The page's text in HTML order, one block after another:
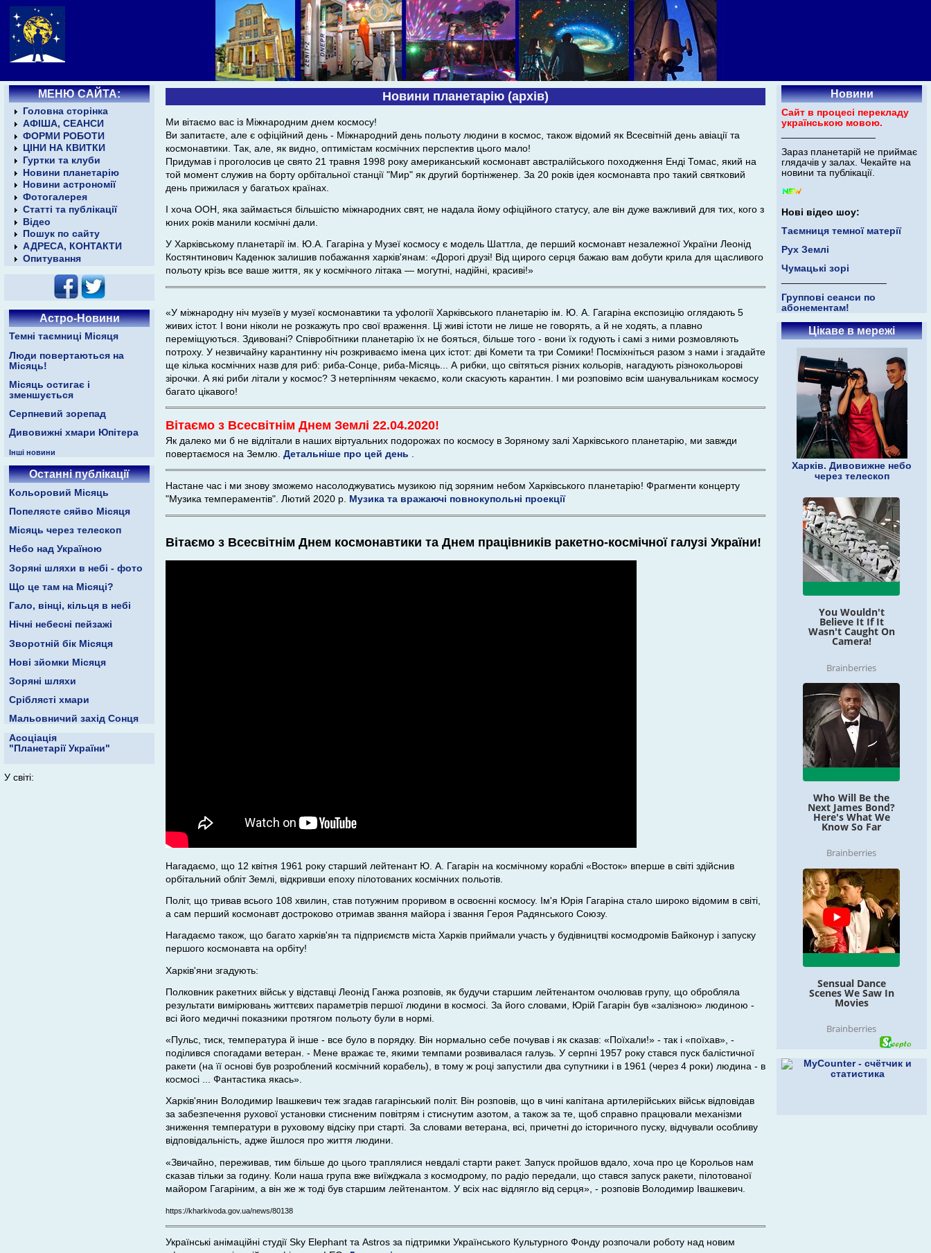
МЕНЮ САЙТА:
Головна сторінка
АФІША, СЕАНСИ
ФОРМИ РОБОТИ
ЦІНИ НА КВИТКИ
Гуртки та клуби
Новини планетарію
Новини астрономії
Фотогалерея
Статті та публікації
Відео
Пошук по сайту
АДРЕСА, КОНТАКТИ
Опитування
Астро-Новини
Темні таємниці Місяця
Люди повертаються на
Місяць!
Місяць остигає і
зменшується
Серпневий зорепад
Дивовижні хмари Юпітера
Інші новини
Останні публікації
Кольоровий Місяць
Попелясте сяйво Місяця
Місяць через телескоп
Небо над Україною
Зоряні шляхи в небі - фото
Що це там на Місяці?
Гало, вінці, кільця в небі
Нічні небесні пейзажі
Зворотній бік Місяця
Нові зйомки Місяця
Зоряні шляхи
Сріблясті хмари
Мальовничий захід Сонця
Асоціація
"Планетарії України"
У світі:
Новини планетарію (архів)
Ми вітаємо вас із Міжнародним днем ​​космосу!
Ви запитаєте, але є офіційний день - Міжнародний день польоту людини в космос, також відомий як Всесвітній день авіації та
космонавтики. Так, але, як видно, оптимістам космічних перспектив цього мало!
Придумав і проголосив це свято 21 травня 1998 року американський космонавт австралійського походження Енді Томас, який на
той момент служив на борту орбітальної станції "Мир" як другий бортінженер. За 20 років ідея космонавта про такий святковий
день прижилася у багатьох країнах.
І хоча ООН, яка займається більшістю міжнародних свят, не надала йому офіційного статусу, але він дуже важливий для тих, кого з
юних років манили космічні дали.
У Харківському планетарії ім. Ю.А. Гагаріна у Музеї космосу є модель Шаттла, де перший космонавт незалежної України Леонід
Костянтинович Каденюк залишив побажання харків'янам: «Дорогі друзі! Від щирого серця бажаю вам добути крила для щасливого
польоту крізь все ваше життя, як у космічного літака — могутні, надійні, красиві!»
«У міжнародну ніч музеїв у музеї космонавтики та уфології Харківського планетарію ім. Ю. А. Гагаріна експозицію оглядають 5
живих істот. І вони ніколи не розкажуть про свої враження. Ці живі істоти не лише не говорять, а й не ходять, а плавно
переміщуються. Здивовані? Співробітники планетарію їх не бояться, більше того - вони їх годують і самі з ними розмовляють
потроху. У незвичайну карантинну ніч розкриваємо імена цих істот: дві Комети та три Сомики! Посміхніться разом з нами і згадайте
ще кілька космічних назв для риб: риба-Сонце, риба-Місяць... А рибки, що світяться різних кольорів, нагадують різнокольорові
зірочки. А які риби літали у космос? З нетерпінням чекаємо, коли скасують карантин. І ми розповімо всім шанувальникам космосу
багато цікавого!
Вітаємо з Всесвітнім Днем Землі 22.04.2020!
Як далеко ми б не відлітали в наших віртуальних подорожах по космосу в Зоряному залі Харківського планетарію, ми завжди
повертаємося на Землю. Детальніше про цей день
Настане час і ми знову зможемо насолоджуватись музикою під зоряним небом Харківського планетарію! Фрагменти концерту
"Музика темпераментів". Лютий 2020 р. Музика та вражаючі повнокупольні проекції
Вітаємо з Всесвітнім Днем космонавтики та Днем працівників ракетно-космічної галузі України!
Нагадаємо, що 12 квітня 1961 року старший лейтенант Ю. А. Гагарін на космічному кораблі «Восток» вперше в світі здійснив
орбітальний обліт Землі, відкривши епоху пілотованих космічних польотів.
Політ, що тривав всього 108 хвилин, став потужним проривом в освоєнні космосу. Ім'я Юрія Гагаріна стало широко відомим в світі,
а сам перший космонавт достроково отримав звання майора і звання Героя Радянського Союзу.
Нагадаємо також, що багато харків'ян та підприємств міста Харків приймали участь у будівництві космодромів Байконур і запуску
першого космонавта на орбіту!
Харків'яни згадують:
Полковник ракетних військ у відставці Леонід Ганжа розповів, як будучи старшим лейтенантом очолював групу, що обробляла
результати вимірювань життєвих параметрів першої людини в космосі. За його словами, Юрій Гагарін був «залізною» людиною -
всі його медичні показники протягом польоту були в нормі.
«Пульс, тиск, температура й інше - все було в порядку. Він нормально себе почував і як сказав: «Поїхали!» - так і «поїхав», -
поділився спогадами ветеран. - Мене вражає те, якими темпами розвивалася галузь. У серпні 1957 року стався пуск балістичної
ракети (на її основі був розроблений космічний корабель), в тому ж році запустили два супутники і в 1961 (через 4 роки) людина - в
космосі ... Фантастика якась».
Харків'янин Володимир Івашкевич теж згадав гагарінський політ. Він розповів, що в чині капітана артилерійських військ відповідав
за забезпечення рухової установки стисненим повітрям і стиснутим азотом, а також за те, щоб справно працювали механізми
зниження температури в руховому відсіку при старті. За словами ветерана, всі, причетні до історичного пуску, відчували особливу
відповідальність, адже йшлося про життя людини.
«Звичайно, переживав, тим більше до цього траплялися невдалі старти ракет. Запуск пройшов вдало, хоча про це Корольов нам
сказав тільки за годину. Коли наша група вже виїжджала з космодрому, по радіо передали, що стався запуск ракети, пілотованої
майором Гагаріним, а він же ж тоді був старшим лейтенантом. У всіх нас відлягло від серця», - розповів Володимир Івашкевич.
https://kharkivoda.gov.ua/news/80138
Українські анімаційні студії Sky Elephant та Astros за підтримки Українського Культурного Фонду розпочали роботу над новим
Новини
Сайт в процесі перекладу
українською мовою.
Зараз планетарій не приймає
глядачів у залах. Чекайте на
новини та публікації.
Нові відео шоу:
Таємниця темної матерії
Рух Землі
Чумацькі зорі
Группові сеанси по
абонементам!
Цікаве в мережі
Харків. Дивовижне небо
через телескоп